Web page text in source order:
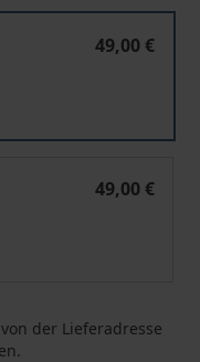
49,00 €
49,00 €
der Lieferadresse